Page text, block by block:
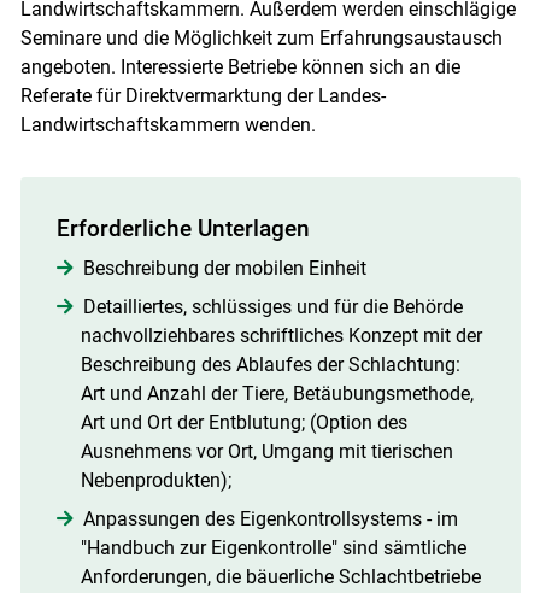
Landwirtschaftskammern. Außerdem werden einschlägige
Seminare und die Möglichkeit zum Erfahrungsaustausch
angeboten. Interessierte Betriebe können sich an die
Referate für Direktvermarktung der Landes-
Landwirtschaftskammern wenden.
Erforderliche Unterlagen
Beschreibung der mobilen Einheit
Detailliertes, schlüssiges und für die Behörde
nachvollziehbares schriftliches Konzept mit der
Beschreibung des Ablaufes der Schlachtung:
Art und Anzahl der Tiere, Betäubungsmethode,
Art und Ort der Entblutung; (Option des
Ausnehmens vor Ort, Umgang mit tierischen
Nebenprodukten);
Anpassungen des Eigenkontrollsystems - im
"Handbuch zur Eigenkontrolle" sind sämtliche
Anforderungen, die bäuerliche Schlachtbetriebe